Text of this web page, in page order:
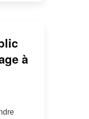
à